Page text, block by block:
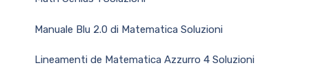
Manuale Blu 2.0 di Matematica Soluzioni
Lineamenti de Matematica Azzurro 4 Soluzioni